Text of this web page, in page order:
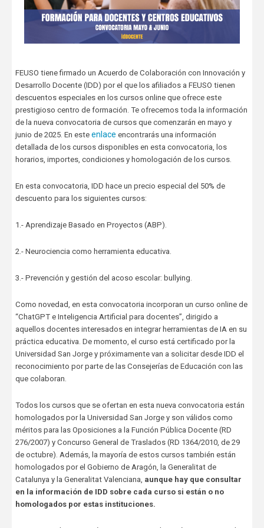
FEUSO tiene firmado un Acuerdo de Colaboración con Innovación y
Desarrollo Docente (IDD) por el que los afiliados a FEUSO tienen
descuentos especiales en los cursos online que ofrece este
prestigioso centro de formación. Te ofrecemos toda la información
de la nueva convocatoria de cursos que comenzarán en mayo y
junio de 2025. En este enlace encontrarás una información
detallada de los cursos disponibles en esta convocatoria, los
horarios, importes, condiciones y homologación de los cursos.
En esta convocatoria, IDD hace un precio especial del 50% de
descuento para los siguientes cursos:
1.- Aprendizaje Basado en Proyectos (ABP).
2.- Neurociencia como herramienta educativa.
3.- Prevención y gestión del acoso escolar: bullying.
Como novedad, en esta convocatoria incorporan un curso online de
“ChatGPT e Inteligencia Artificial para docentes”, dirigido a
aquellos docentes interesados en integrar herramientas de IA en su
práctica educativa. De momento, el curso está certificado por la
Universidad San Jorge y próximamente van a solicitar desde IDD el
reconocimiento por parte de las Consejerías de Educación con las
que colaboran.
Todos los cursos que se ofertan en esta nueva convocatoria están
homologados por la Universidad San Jorge y son válidos como
méritos para las Oposiciones a la Función Pública Docente (RD
276/2007) y Concurso General de Traslados (RD 1364/2010, de 29
de octubre). Además, la mayoría de estos cursos también están
homologados por el Gobierno de Aragón, la Generalitat de
Catalunya y la Generalitat Valenciana, aunque hay que consultar
en la información de IDD sobre cada curso si están o no
homologados por estas instituciones.